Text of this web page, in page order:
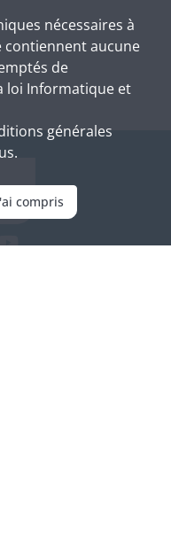
nécessaires à
contiennent aucune
de
loi Informatique et
générales
compris